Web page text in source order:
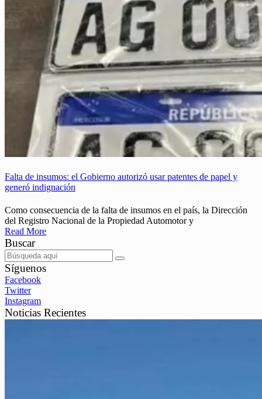
Falta de insumos: el Gobierno autorizó usar patentes de papel y
generó indignación
Como consecuencia de la falta de insumos en el país, la Dirección
del Registro Nacional de la Propiedad Automotor y
Read More
Buscar
Síguenos
Facebook
Twitter
Instagram
Noticias Recientes